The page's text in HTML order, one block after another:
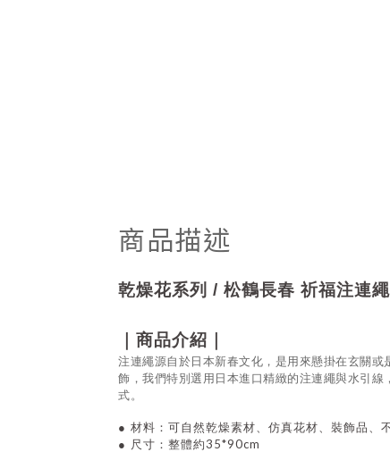
商品描述
乾燥花系列 / 松鶴長春 祈福注連
｜商品介紹｜
注連繩源自於日本新春文化，是用來懸掛在玄關或
飾，我們特別選用日本進口精緻的注連繩與水引
式。
● 材料：可自然乾燥素材、仿真花材、裝飾品
、
● 尺寸：整體約35*90cm